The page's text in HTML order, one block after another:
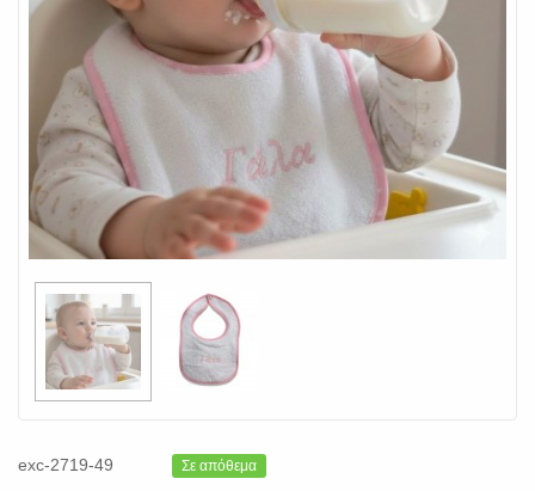
exc-2719-49 Σε απόθεμα